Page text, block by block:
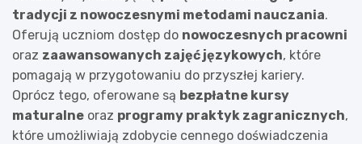
tradycji z nowoczesnymi metodami nauczania.
Oferują uczniom dostęp do nowoczesnych pracowni
oraz zaawansowanych zajęć językowych, które
pomagają w przygotowaniu do przyszłej kariery.
Oprócz tego, oferowane są bezpłatne kursy
maturalne oraz programy praktyk zagranicznych,
które umożliwiają zdobycie cennego doświadczenia